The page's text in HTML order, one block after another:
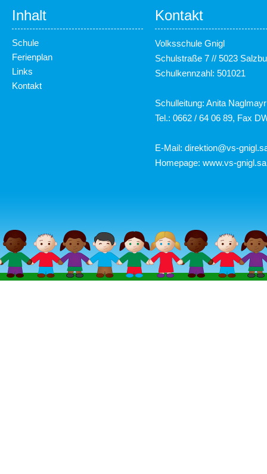
Inhalt
Schule
Ferienplan
Links
Kontakt
Kontakt
Volksschule Gnigl
Schulstraße 7 // 5023
Schulkennzahl: 501021
Schulleitung: Anita Naglmayr
Tel.: 0662 / 64 06 89, Fax
E-Mail: direktion@vs-
Homepage: www.vs-